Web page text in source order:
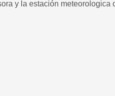
y la estación meteorologica